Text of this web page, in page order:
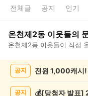
전체글 공지 인기
온천제2동 이웃들의
온천제2동 이웃들이 직접
공지 전원 1,000캐시!
공지